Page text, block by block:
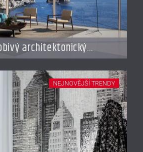
architektonický
NEJNOVĚJŠÍ TRENDY